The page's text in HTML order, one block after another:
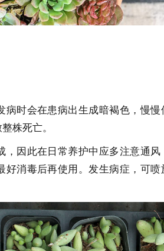
病时会在患病出生成暗褐色，慢慢
株死亡。
，因此在日常养护中应多注意通风
好消毒后再使用。发生病症，可喷